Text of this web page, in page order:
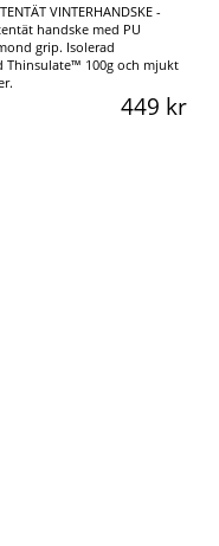
VINTERHANDSKE -
handske med PU
grip. Isolerad
Thinsulate™ 100g och mjukt
449 kr